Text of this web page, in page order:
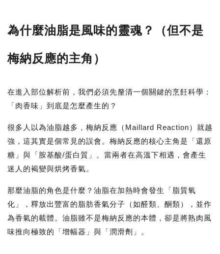
為什麼油脂是風味的靈魂？（但不是
梅納反應的主角）
在進入部位解析前，我們必須先釐清一個關鍵的烹飪科學：
「肉香味」到底是怎麼產生的？
很多人以為油脂越多，梅納反應（Maillard Reaction）就越
強，這其實是個常見的誤會。 梅納反應的核心主角是「還原
糖」與「胺基酸/蛋白質」
。當兩者在高溫下相遇，會產生
迷人的褐變與烘烤香氣。
那麼油脂的角色是什麼？油脂在加熱時會發生「脂質氧
化」，釋放出豐富的脂肪香氣分子（如醛類、酮類），並作
為香氣的載體。 油脂雖不是梅納反應的本體，卻是將熟肉風
味推向極致的「增幅器」與「潤滑劑」
。